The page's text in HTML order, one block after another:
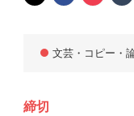
文芸・コピー・
締切